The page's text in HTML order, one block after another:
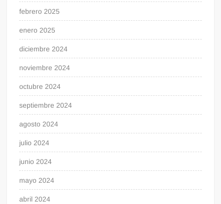
febrero 2025
enero 2025
diciembre 2024
noviembre 2024
octubre 2024
septiembre 2024
agosto 2024
julio 2024
junio 2024
mayo 2024
abril 2024